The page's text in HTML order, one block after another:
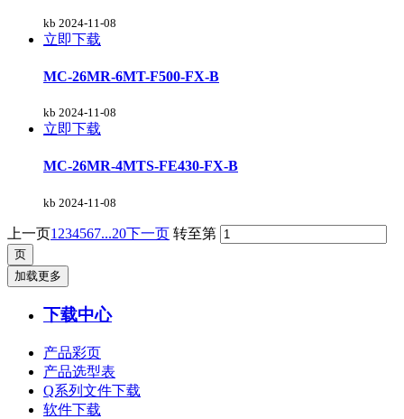
kb 2024-11-08
立即下载
MC-26MR-6MT-F500-FX-B
kb 2024-11-08
立即下载
MC-26MR-4MTS-FE430-FX-B
kb 2024-11-08
上一页1 234567...20下一页 转至第
加载更多
下载中心
产品彩页
产品选型表
Q系列文件下载
软件下载